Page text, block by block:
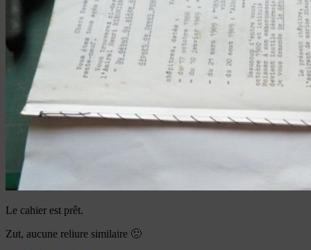
Le cahier est prêt.
Zut, aucune reliure similaire 🙁